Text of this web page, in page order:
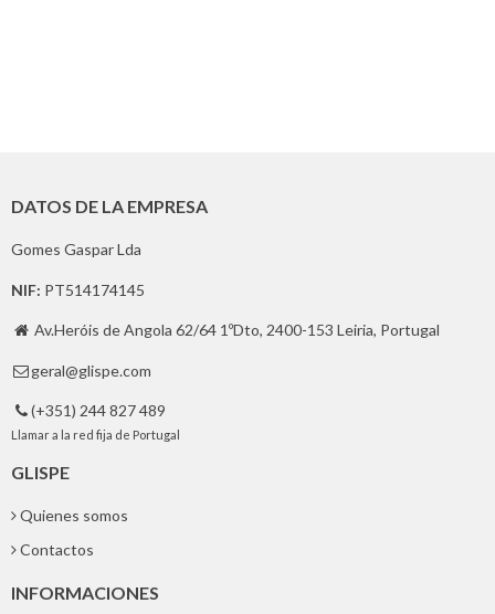
DATOS DE LA EMPRESA
Gomes Gaspar Lda
NIF: PT514174145
 Av.Heróis de Angola 62/64 1ºDto, 2400-153 Leiria, Portugal
 geral@glispe.com
 (+351) 244 827 489
Llamar a la red fija de Portugal
GLISPE
Quienes somos
Contactos
INFORMACIONES